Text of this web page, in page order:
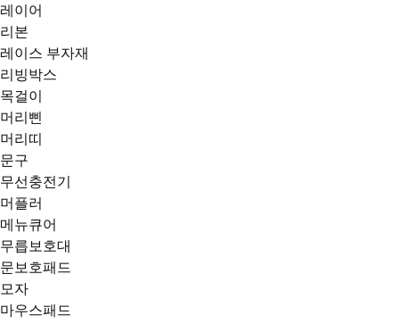
레이어
리본
레이스 부자재
리빙박스
목걸이
머리삔
머리띠
문구
무선충전기
머플러
메뉴큐어
무릅보호대
문보호패드
모자
마우스패드